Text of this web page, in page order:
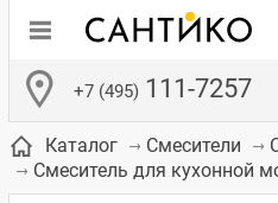
+7 (495) 111-7257
Каталог Смесители
Смеситель для кухонной